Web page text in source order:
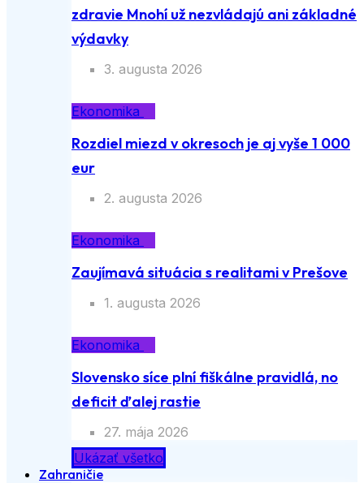
zdravie Mnohí už nezvládajú ani základné
výdavky
3. augusta 2026
Ekonomika
Rozdiel miezd v okresoch je aj vyše 1 000
eur
2. augusta 2026
Ekonomika
Zaujímavá situácia s realitami v Prešove
1. augusta 2026
Ekonomika
Slovensko síce plní fiškálne pravidlá, no
deficit ďalej rastie
27. mája 2026
Ukázať všetko
Zahraničie